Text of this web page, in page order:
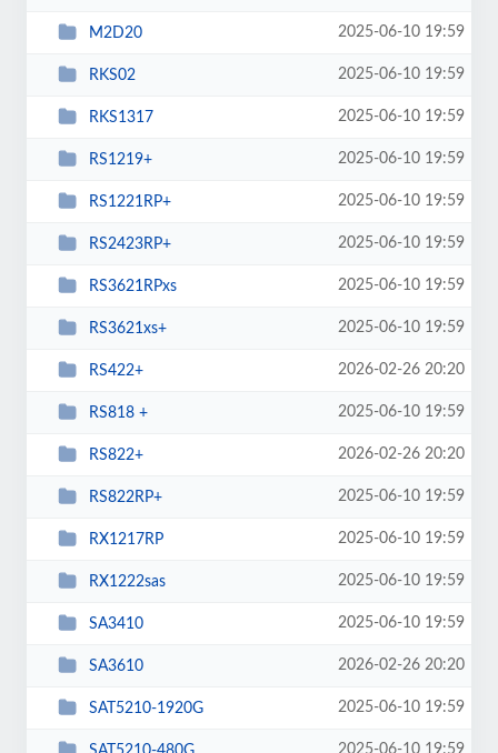
M2D20 2025-06-10 19:59
RKS02 2025-06-10 19:59
RKS1317 2025-06-10 19:59
RS1219+ 2025-06-10 19:59
RS1221RP+ 2025-06-10 19:59
RS2423RP+ 2025-06-10 19:59
RS3621RPxs 2025-06-10 19:59
RS3621xs+ 2025-06-10 19:59
RS422+ 2026-02-26 20:20
RS818 + 2025-06-10 19:59
RS822+ 2026-02-26 20:20
RS822RP+ 2025-06-10 19:59
RX1217RP 2025-06-10 19:59
RX1222sas 2025-06-10 19:59
SA3410 2025-06-10 19:59
SA3610 2026-02-26 20:20
SAT5210-1920G 2025-06-10 19:59
2025-06-10 19:59